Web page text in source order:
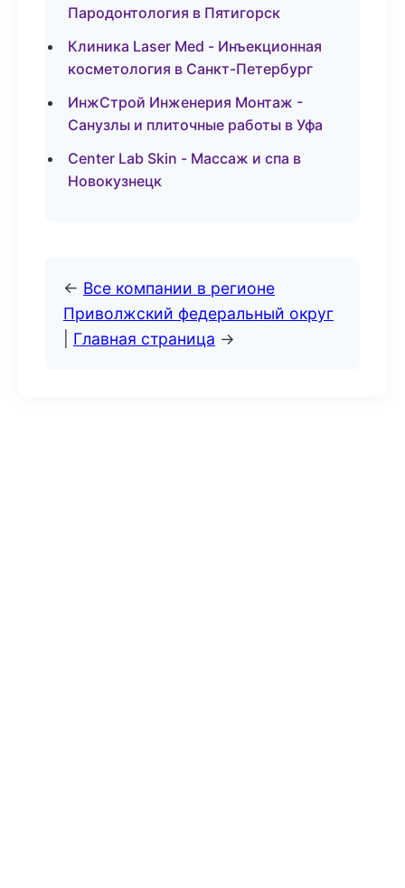
Пародонтология в Пятигорск
Клиника Laser Med - Инъекционная
косметология в Санкт-Петербург
ИнжСтрой Инженерия Монтаж -
Санузлы и плиточные работы в Уфа
Center Lab Skin - Массаж и спа в
Новокузнецк
← Все компании в регионе
Приволжский федеральный округ
Главная страница →